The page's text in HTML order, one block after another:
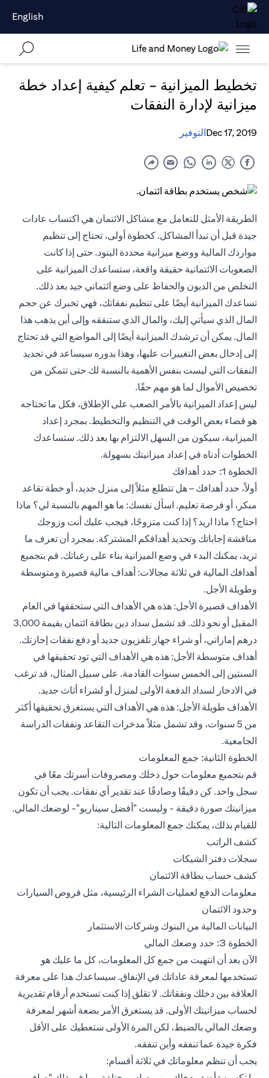
English
تخطيط الميزانية - تعلم كيفية إعداد خطة
ميزانية لإدارة النفقات
Dec 17, 2019التوفير
الطريقة الأمثل للتعامل مع مشاكل الائتمان هي اكتساب عادات
جيدة قبل أن تبدأ المشاكل. كخطوة أولى، تحتاج إلى تنظيم
مواردك المالية ووضع ميزانية محددة البنود. حتى إذا كانت
الصعوبات الائتمانية حقيقة واقعة، ستساعدك الميزانية على
التخلص من الديون والحفاظ على وضع ائتماني جيد بعد ذلك.
تساعدك الميزانية أيضًا على تنظيم نفقاتك، فهي تخبرك عن حجم
المال الذي سيأتي إليك، والمال الذي ستنفقه وإلى أين يذهب هذا
المال. يمكن أن ترشدك الميزانية أيضًا إلى المواضع التي قد تحتاج
إلى إدخال بعض التغييرات عليها، وهذا بدوره سيساعد في تحديد
النفقات التي ليست بنفس الأهمية بالنسبة لك حتى تتمكن من
تخصيص الأموال لما هو مهم حقًا.
ليس إعداد الميزانية بالأمر الصعب على الإطلاق، فكل ما تحتاجه
هو قضاء بعض الوقت في التنظيم والتخطيط. بمجرد إعداد
الميزانية، سيكون من السهل الالتزام بها بعد ذلك. ستساعدك
الخطوات أدناه في إعداد ميزانيتك بسهولة.
الخطوة 1: حدد أهدافك
أولاً، حدد أهدافك – هل تتطلع مثلاً إلى منزل جديد، أو خطة تقاعد
مبكر، أو فرصة تعليم. اسأل نفسك: ما هو المهم بالنسبة لي؟ ماذا
احتاج؟ ماذا اريد؟ إذا كنت متزوجًا، فيجب عليك أنت وزوجك
مناقشة إجاباتك وتحديد أهدافكم المشتركة. بمجرد أن تعرف ما
تريد، يمكنك البدء في وضع الميزانية بناء على رغباتك. قم بتجميع
أهدافك المالية في ثلاثة مجالات: أهداف مالية قصيرة ومتوسطة
وطويلة الأجل.
الأهداف قصيرة الأجل: هذه هي الأهداف التي ستحققها في العام
المقبل أو نحو ذلك. قد تشمل سداد دين بطاقة ائتمان بقيمة 3,000
درهم إماراتي، أو شراء جهاز تلفزيون جديد أو دفع نفقات إجازتك.
أهداف متوسطة الأجل: هذه هي الأهداف التي تود تحقيقها في
السنتين إلى الخمس سنوات القادمة. على سبيل المثال، قد ترغب
في الادخار لسداد الدفعة الأولى لمنزل أو لشراء أثاث جديد.
الأهداف طويلة الأجل: هذه هي الأهداف التي يستغرق تحقيقها أكثر
من 5 سنوات، وقد تشمل مثلاً مدخرات التقاعد ونفقات الدراسة
الجامعية.
الخطوة الثانية: جمع المعلومات
قم بتجميع معلومات حول دخلك ومصروفات أسرتك معًا في
سجل واحد. كن دقيقًا وصادقًا عند تقدير أي نفقات. يجب أن تكون
ميزانيتك صورة دقيقة - وليست "أفضل سيناريو"- لوضعك المالي.
للقيام بذلك، يمكنك جمع المعلومات التالية:
كشف الراتب
سجلات دفتر الشيكات
كشف حساب بطاقة الائتمان
معلومات الدفع لعمليات الشراء الرئيسية، مثل قروض السيارات
وحدود الائتمان
البيانات المالية من البنوك وشركات الاستثمار
الخطوة 3: حدد وضعك المالي
الآن بعد أن انتهيت من جمع كل المعلومات، كل ما عليك هو
تستخدمها لمعرفة عاداتك في الإنفاق. سيساعدك هذا على معرفة
العلاقة بين دخلك ونفقاتك. لا تقلق إذا كنت تستخدم أرقام تقديرية
لحساب ميزانيتك الأولى. قد يستغرق الأمر بضعة أشهر لمعرفة
وضعك المالي بالضبط، لكن المرة الأولى ستعطيك على الأقل
فكرة جيدة عما تنفقه وأين تنفقه.
يجب أن تنظم معلوماتك في ثلاثة أقسام: